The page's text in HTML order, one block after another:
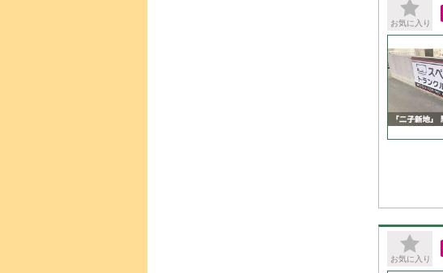
お気に入り
お気に入り